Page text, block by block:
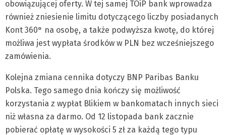
obowiązującej oferty. W tej samej TOiP bank wprowadza
również zniesienie limitu dotyczącego liczby posiadanych
Kont 360° na osobę, a także podwyższa kwotę, do której
możliwa jest wypłata środków w PLN bez wcześniejszego
zamówienia.
Kolejna zmiana cennika dotyczy BNP Paribas Banku
Polska. Tego samego dnia kończy się możliwość
korzystania z wypłat Blikiem w bankomatach innych sieci
niż własna za darmo. Od 12 listopada bank zacznie
pobierać opłatę w wysokości 5 zł za każdą tego typu